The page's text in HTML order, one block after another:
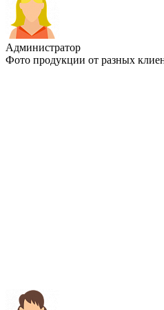
Администратор
Фото продукции от разных